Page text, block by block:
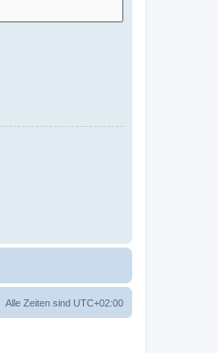
Alle Zeiten sind UTC+02:00